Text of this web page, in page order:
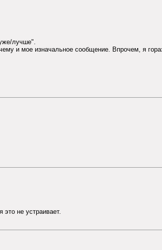
лучше".
и мое изначальное сообщение. Впрочем, я
не устраивает.